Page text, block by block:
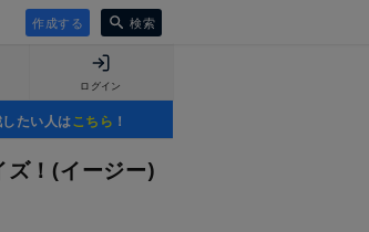
作成する 検索
ログイン
たい人はこちら ！
！(イージー)